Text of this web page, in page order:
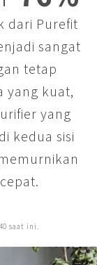
dari Purefit
sangat
tetap
yang kuat,
yang
kedua sisi
saat ini.